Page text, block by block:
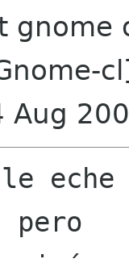
gnome
Aug
eche
pero